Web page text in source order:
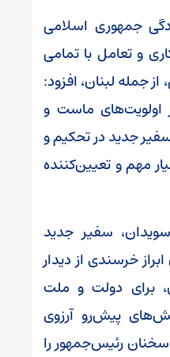
جمهوری اسلامی
و تعامل با تمامی
جمله لبنان، افزود:
اولویت‌های ماست و
جدید در تحکیم و
مهم و تعیین‌کننده
سفیر جدید
خرسندی از دیدار
برای دولت و ملت
پیش‌رو آرزوی
رئیس‌جمهور را